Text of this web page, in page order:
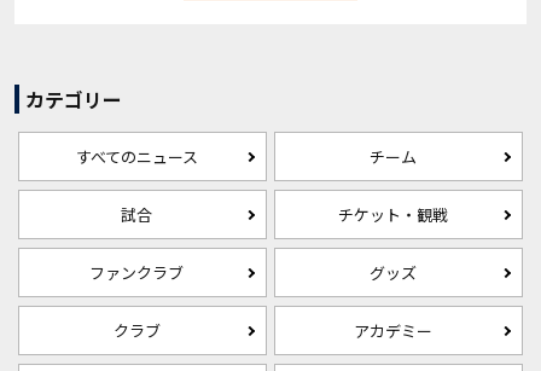
カテゴリー
すべてのニュース チーム
試合 チケット・観戦
ファンクラブ グッズ
クラブ アカデミー